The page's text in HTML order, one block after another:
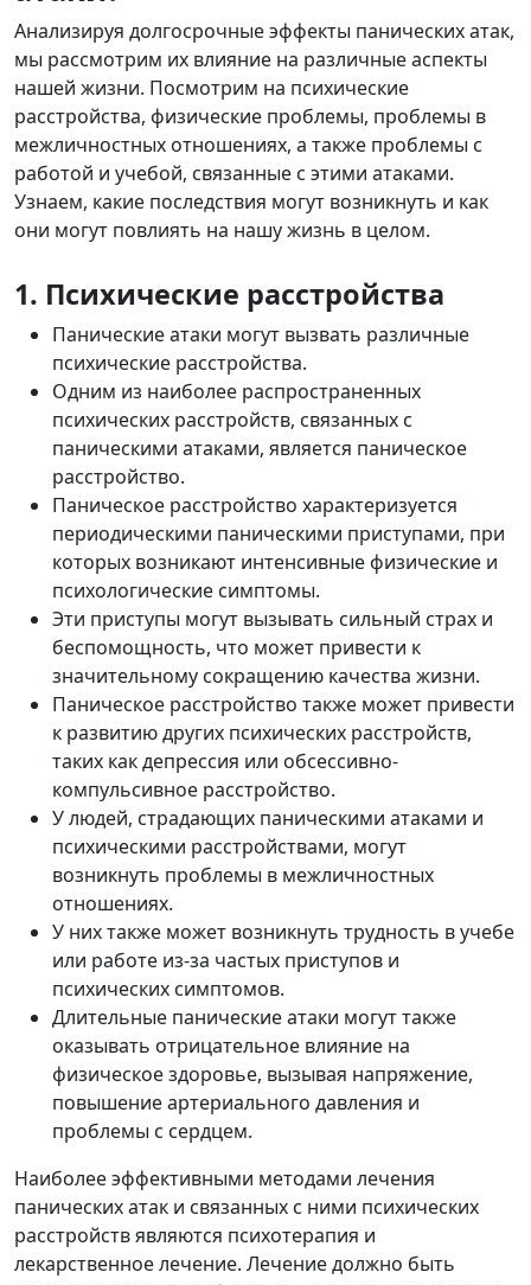
Анализируя долгосрочные эффекты панических атак,
мы рассмотрим их влияние на различные аспекты
нашей жизни. Посмотрим на психические
расстройства, физические проблемы, проблемы в
межличностных отношениях, а также проблемы с
работой и учебой, связанные с этими атаками.
Узнаем, какие последствия могут возникнуть и как
они могут повлиять на нашу жизнь в целом.
1. Психические расстройства
Панические атаки могут вызвать различные
психические расстройства.
Одним из наиболее распространенных
психических расстройств, связанных с
паническими атаками, является паническое
расстройство.
Паническое расстройство характеризуется
периодическими паническими приступами, при
которых возникают интенсивные физические и
психологические симптомы.
Эти приступы могут вызывать сильный страх и
беспомощность, что может привести к
значительному сокращению качества жизни.
Паническое расстройство также может привести
к развитию других психических расстройств,
таких как депрессия или обсессивно-
компульсивное расстройство.
У людей, страдающих паническими атаками и
психическими расстройствами, могут
возникнуть проблемы в межличностных
отношениях.
У них также может возникнуть трудность в учебе
или работе из-за частых приступов и
психических симптомов.
Длительные панические атаки могут также
оказывать отрицательное влияние на
физическое здоровье, вызывая напряжение,
повышение артериального давления и
проблемы с сердцем.
Наиболее эффективными методами лечения
панических атак и связанных с ними психических
расстройств являются психотерапия и
лекарственное лечение. Лечение должно быть